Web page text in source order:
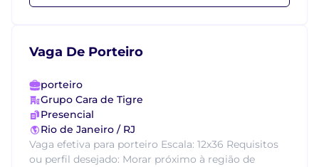
Vaga De Porteiro
porteiro
Grupo Cara de Tigre
Presencial
Rio de Janeiro / RJ
Vaga efetiva para porteiro Escala: 12x36 Requisitos
ou perfil desejado: Morar próximo à região de